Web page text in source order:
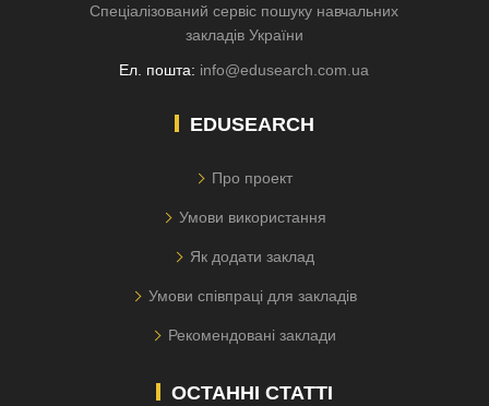
Спеціалізований сервіс пошуку навчальних
закладів України
Ел. пошта: info@edusearch.com.ua
EDUSEARCH
Про проект
Умови використання
Як додати заклад
Умови співпраці для закладів
Рекомендовані заклади
ОСТАННІ СТАТТІ